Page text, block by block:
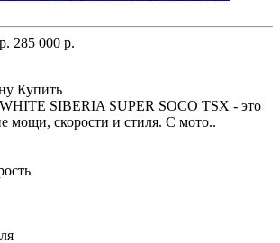
285 000 р.
Купить
SIBERIA SUPER SOCO TSX - это
мощи, скорости и стиля. С мото..